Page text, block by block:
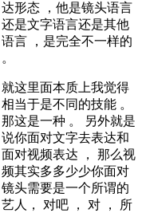
达形态 ，他是镜头语言
还是文字语言还是其他
语言 ，是完全不一样的
。
就这里面本质上我觉得
相当于是不同的技能 。
那这是一种 。 另外就是
说你面对文字去表达和
面对视频表达 ， 那么视
频其实多多少少你面对
镜头需要是一个所谓的
艺人， 对吧 ， 对 ， 所